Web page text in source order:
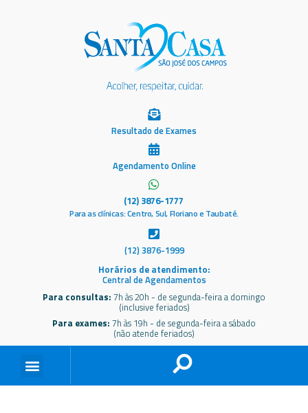
Resultado de Exames
Agendamento Online
(12) 3876-1777
Para as clínicas: Centro, Sul, Floriano e Taubaté.
(12) 3876-1999
Horários de atendimento:
Central de Agendamentos
Para consultas: 7h às 20h - de segunda-feira a domingo
(inclusive feriados)
Para exames: 7h às 19h - de segunda-feira a sábado
(não atende feriados)